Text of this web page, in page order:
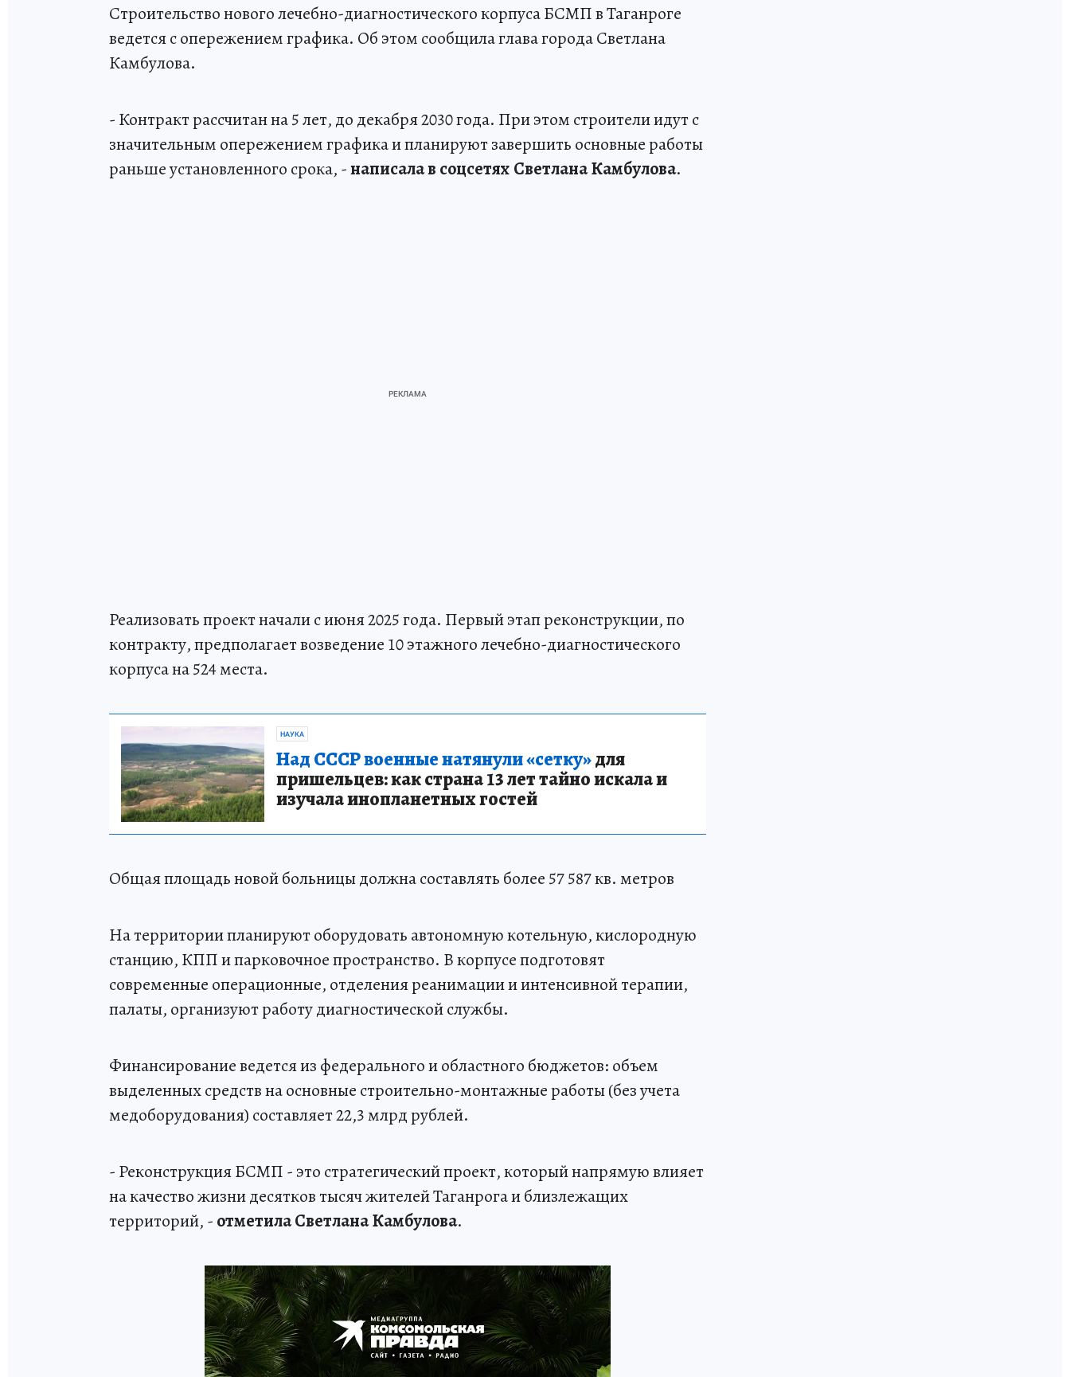
Строительство нового лечебно-диагностического корпуса БСМП в Таганроге
ведется с опережением графика. Об этом сообщила глава города Светлана
Камбулова.
- Контракт рассчитан на 5 лет, до декабря 2030 года. При этом строители идут с
значительным опережением графика и планируют завершить основные работы
раньше установленного срока, -написала в соцсетях Светлана Камбулова.
Реализовать проект начали с июня 2025 года. Первый этап реконструкции, по
контракту, предполагает возведение 10 этажного лечебно-диагностического
корпуса на 524 места.
НАУКА
Над СССР военные натянули «сетку»для
пришельцев: как страна 13 лет тайно искала и
изучала инопланетных гостей
Общая площадь новой больницы должна составлять более 57 587 кв. метров
На территории планируют оборудовать автономную котельную, кислородную
станцию, КПП и парковочное пространство. В корпусе подготовят
современные операционные, отделения реанимации и интенсивной терапии,
палаты, организуют работу диагностической службы.
Финансирование ведется из федерального и областного бюджетов: объем
выделенных средств на основные строительно-монтажные работы (без учета
медоборудования) составляет 22,3 млрд рублей.
- Реконструкция БСМП - это стратегический проект, который напрямую влияет
на качество жизни десятков тысяч жителей Таганрога и близлежащих
территорий, - отметила Светлана Камбулова.